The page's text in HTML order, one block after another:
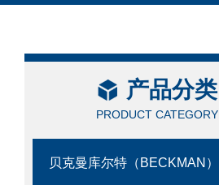
产品分类
PRODUCT CATEGORY
贝克曼库尔特（BECKMAN）